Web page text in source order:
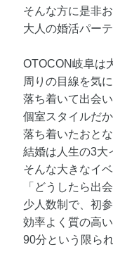
そんな方に是非
大人の婚活パー
OTOCON岐阜は
周りの目線を気
落ち着いて出会
個室スタイルだ
落ち着いたおと
結婚は人生の3大
そんな大きなイ
「どうしたら出
少人数制で、初
効率よく質の高
90分という限ら